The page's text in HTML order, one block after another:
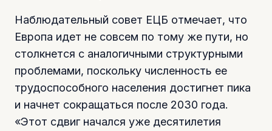
Наблюдательный совет ЕЦБ отмечает, что
Европа идет не совсем по тому же пути, но
столкнется с аналогичными структурными
проблемами, поскольку численность ее
трудоспособного населения достигнет пика
и начнет сокращаться после 2030 года.
«Этот сдвиг начался уже десятилетия